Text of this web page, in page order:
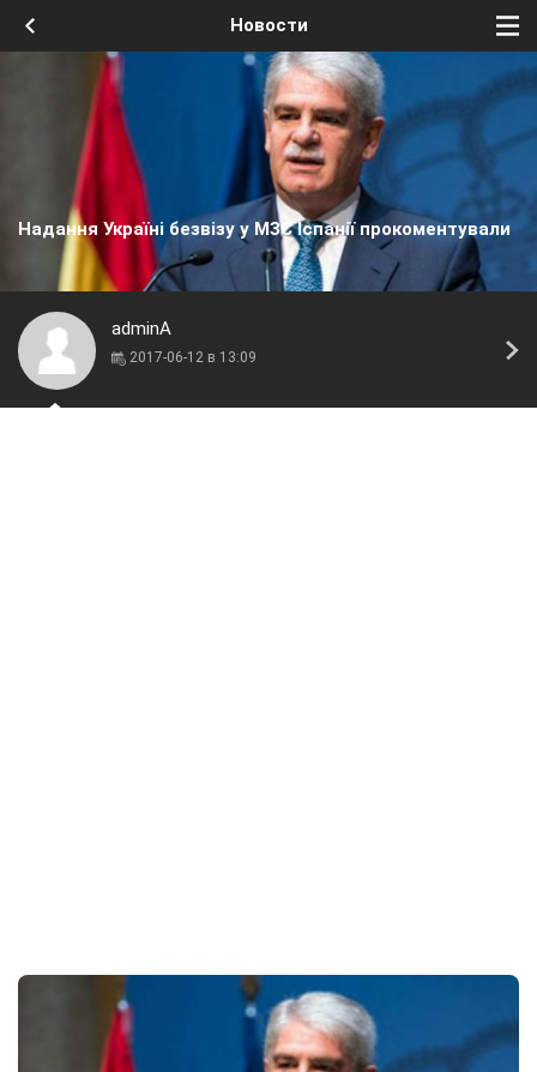
Новости
Надання Україні безвізу у МЗС Іспанії прокоментували
adminA
2017-06-12 в 13:09